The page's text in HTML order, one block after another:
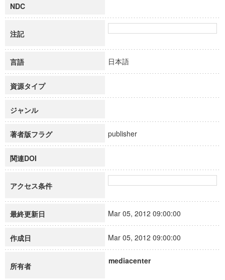
NDC
注記
言語 日本語
資源タイプ
ジャンル
著者版フラグ publisher
関連DOI
アクセス条件
最終更新日 Mar 05, 2012 09:00:00
作成日 Mar 05, 2012 09:00:00
所有者
mediacenter